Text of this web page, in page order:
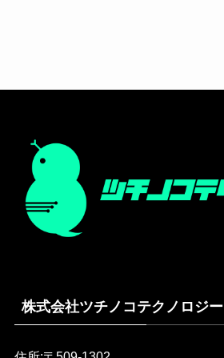
株式会社ツチノコテクノロジー